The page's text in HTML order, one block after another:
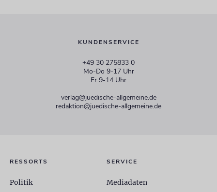
KUNDENSERVICE
+49 30 275833 0
Mo-Do 9-17 Uhr
Fr 9-14 Uhr
verlag@juedische-allgemeine.de
redaktion@juedische-allgemeine.de
RESSORTS
Politik
SERVICE
Mediadaten